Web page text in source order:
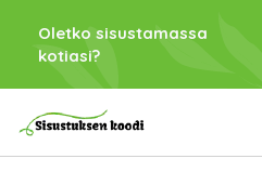
Oletko sisustamassa
kotiasi?